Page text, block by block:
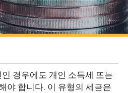
경우에도 개인 소득세 또는
야 합니다. 이 유형의 세금은